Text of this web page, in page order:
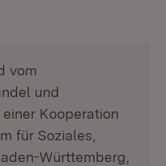
vom
und
Kooperation
für Soziales,
Württemberg,